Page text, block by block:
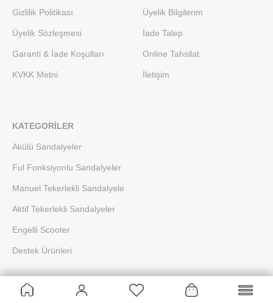
Gizlilik Politikası
Üyelik Sözleşmesi
Garanti & İade Koşulları
KVKK Metni
Üyelik Bilgilerim
İade Talep
Online Tahsilat
İletişim
KATEGORILER
Akülü Sandalyeler
Ful Fonksiyonlu Sandalyeler
Manuel Tekerlekli Sandalyele
Aktif Tekerlekli Sandalyeler
Engelli Scooter
Destek Ürünleri